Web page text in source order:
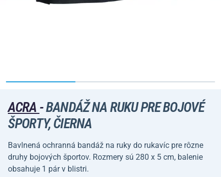
ACRA -BANDÁŽ NA RUKU PRE BOJOVÉ
ŠPORTY, ČIERNA
Bavlnená ochranná bandáž na ruky do rukavíc pre rôzne
druhy bojových športov. Rozmery sú 280 x 5 cm, balenie
obsahuje 1 pár v blistri.